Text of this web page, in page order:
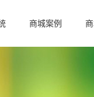
商城案例